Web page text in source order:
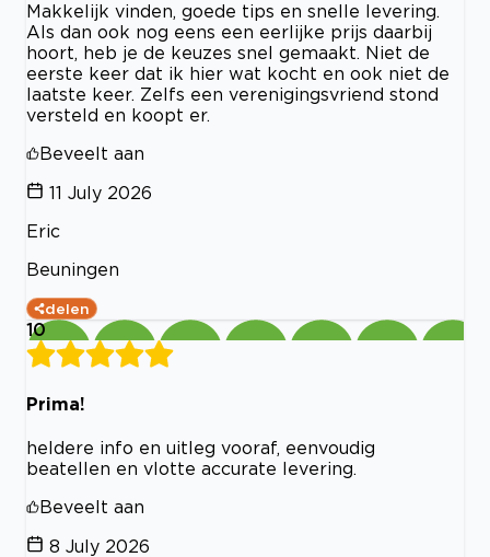
Makkelijk vinden, goede tips en snelle levering.
Als dan ook nog eens een eerlijke prijs daarbij
hoort, heb je de keuzes snel gemaakt. Niet de
eerste keer dat ik hier wat kocht en ook niet de
laatste keer. Zelfs een verenigingsvriend stond
versteld en koopt er.
Beveelt aan
11 July 2026
Eric
Beuningen
delen
10
Prima!
heldere info en uitleg vooraf, eenvoudig
beatellen en vlotte accurate levering.
Beveelt aan
8 July 2026